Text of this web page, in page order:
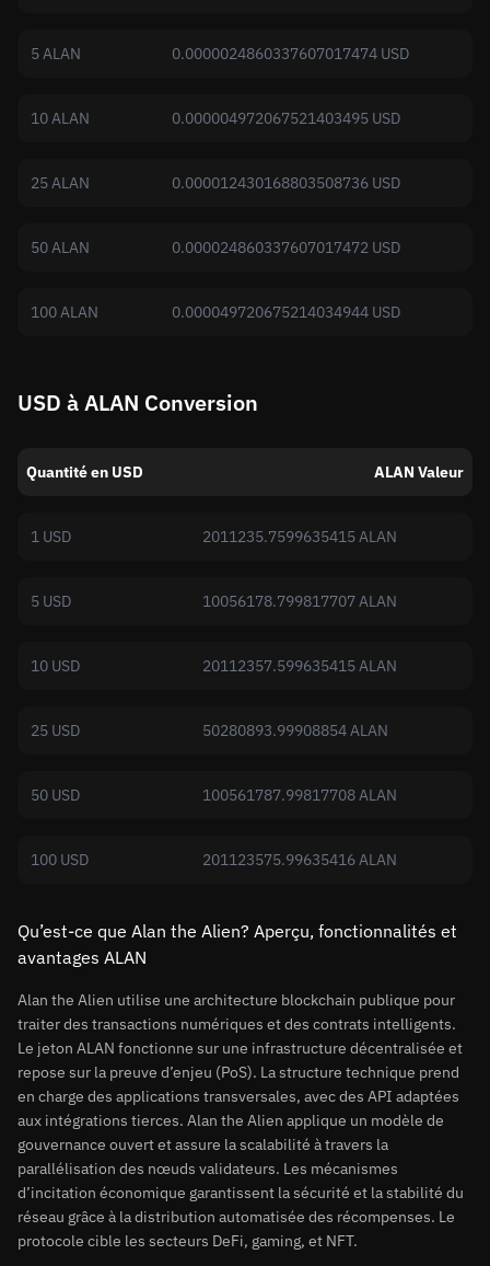
5 ALAN 0.0000024860337607017474 USD
10 ALAN 0.000004972067521403495 USD
25 ALAN 0.000012430168803508736 USD
50 ALAN 0.000024860337607017472 USD
100 ALAN 0.000049720675214034944 USD
USD à ALAN Conversion
Quantité en USD ALAN Valeur
1 USD 2011235.7599635415 ALAN
5 USD 10056178.799817707 ALAN
10 USD 20112357.599635415 ALAN
25 USD 50280893.99908854 ALAN
50 USD 100561787.99817708 ALAN
100 USD 201123575.99635416 ALAN
Qu’est-ce que Alan the Alien? Aperçu, fonctionnalités et
avantages ALAN
Alan the Alien utilise une architecture blockchain publique pour
traiter des transactions numériques et des contrats intelligents.
Le jeton ALAN fonctionne sur une infrastructure décentralisée et
repose sur la preuve d’enjeu (PoS). La structure technique prend
en charge des applications transversales, avec des API adaptées
aux intégrations tierces. Alan the Alien applique un modèle de
gouvernance ouvert et assure la scalabilité à travers la
parallélisation des nœuds validateurs. Les mécanismes
d’incitation économique garantissent la sécurité et la stabilité du
réseau grâce à la distribution automatisée des récompenses. Le
protocole cible les secteurs DeFi, gaming, et NFT.